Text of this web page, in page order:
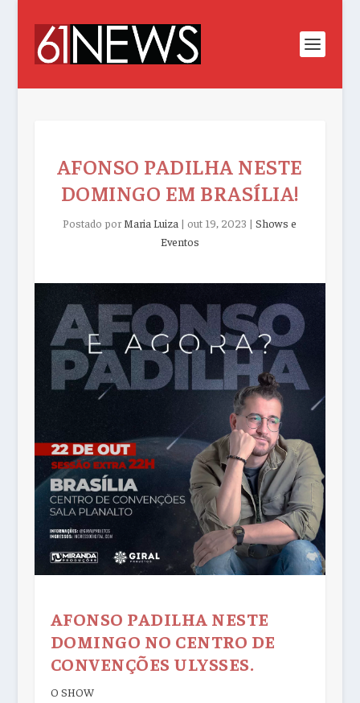
AFONSO PADILHA NESTE
DOMINGO EM BRASÍLIA!
Postado por Maria Luiza |out 19, 2023 |Shows e
Eventos
AFONSO PADILHA NESTE
DOMINGO NO CENTRO DE
CONVENÇÕES ULYSSES.
O SHOW